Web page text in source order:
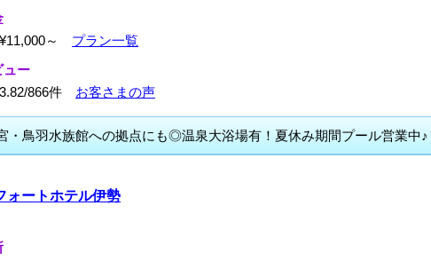
¥11,000～ プラン一覧
ュー
3.82/866件 お客さまの声
鳥羽水族館への拠点にも◎温泉大浴場有！夏休み期間プール営業中♪
ォートホテル伊勢